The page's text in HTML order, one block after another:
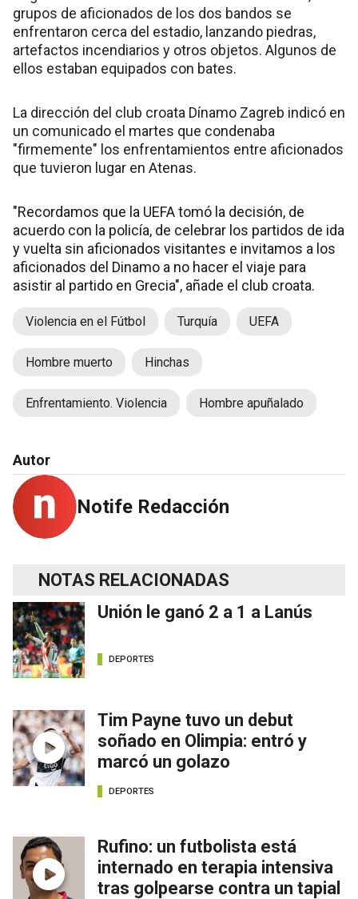
grupos de aficionados de los dos bandos se
enfrentaron cerca del estadio, lanzando piedras,
artefactos incendiarios y otros objetos. Algunos de
ellos estaban equipados con bates.
La dirección del club croata Dínamo Zagreb indicó en
un comunicado el martes que condenaba
"firmemente" los enfrentamientos entre aficionados
que tuvieron lugar en Atenas.
"Recordamos que la UEFA tomó la decisión, de
acuerdo con la policía, de celebrar los partidos de ida
y vuelta sin aficionados visitantes e invitamos a los
aficionados del Dinamo a no hacer el viaje para
asistir al partido en Grecia", añade el club croata.
Violencia en el Fútbol Turquía UEFA
Hombre muerto Hinchas
Enfrentamiento. Violencia Hombre apuñalado
Autor
Notife Redacción
NOTAS RELACIONADAS
Unión le ganó 2 a 1 a Lanús
DEPORTES
Tim Payne tuvo un debut
soñado en Olimpia: entró y
marcó un golazo
DEPORTES
Rufino: un futbolista está
internado en terapia intensiva
tras golpearse contra un tapial